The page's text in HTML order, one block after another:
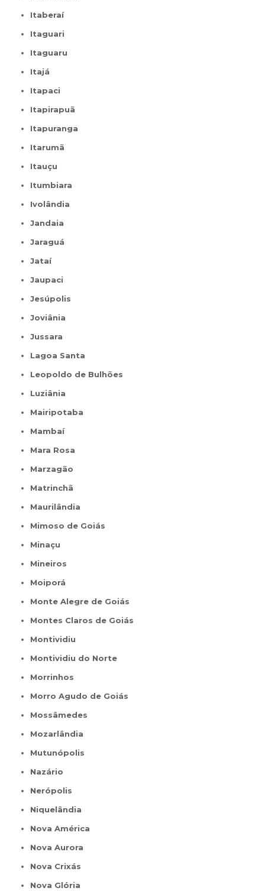
Itaberaí
Itaguari
Itaguaru
Itajá
Itapaci
Itapirapuã
Itapuranga
Itarumã
Itauçu
Itumbiara
Ivolândia
Jandaia
Jaraguá
Jataí
Jaupaci
Jesúpolis
Joviânia
Jussara
Lagoa Santa
Leopoldo de Bulhões
Luziânia
Mairipotaba
Mambaí
Mara Rosa
Marzagão
Matrinchã
Maurilândia
Mimoso de Goiás
Minaçu
Mineiros
Moiporá
Monte Alegre de Goiás
Montes Claros de Goiás
Montividiu
Montividiu do Norte
Morrinhos
Morro Agudo de Goiás
Mossâmedes
Mozarlândia
Mutunópolis
Nazário
Nerópolis
Niquelândia
Nova América
Nova Aurora
Nova Crixás
Nova Glória